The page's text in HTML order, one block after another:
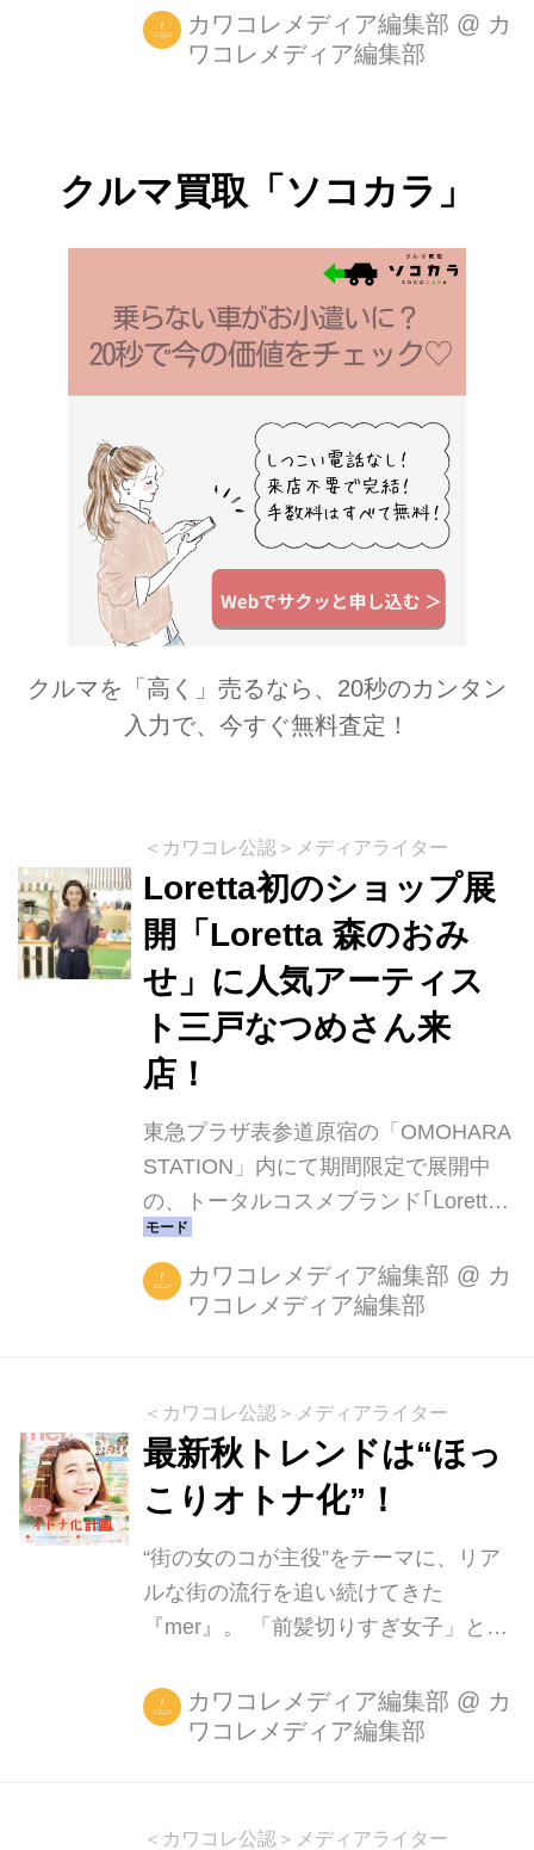
されています。 「cut back」は、まる
でひとりの人生のタイムラプスを見て
ストーリー。トータルコスメブランド
で、美容師を応援するための作品とし
4日に開催された日本初の野外映画フ
ェスである「夜空と交差する森の映画
祭2015」にプレミア上映...
カワコレメディア編集部 @ カ
ワコレメディア編集部
クルマ買取「ソコカラ」
クルマを「高く」売るなら、20秒のカンタン
入力で、今すぐ無料査定！
＜カワコレ公認＞メディアライター
Loretta初のショップ展
開「Loretta 森のおみ
せ」に人気アーティス
ト三戸なつめさん来
店！
東急プラザ表参道原宿の「OMOHARA
STATION」内にて期間限定で展開中
の、トータルコスメブランド｢Loretta｣
初のショップ『Loretta 森のおみせ』に
人気アーティストの三戸なつめさんが
来店！ 同ショップは、9月30日までの
ッサージ体験など盛りだくさんの内容
で展開されています。 「Loretta 森の
おみせ」は「東急プラザ 表参道原宿」
の旬なモノ・コトを発信する3階のポ
ップアップスペース「OMOHARA
STATION」で期間限定で展開している
トータルコスメブランド「ロレッタ」
カワコレメディア編集部 @ カ
ワコレメディア編集部
＜カワコレ公認＞メディアライター
最新秋トレンドは“ほっ
こりオトナ化”！
“街の女のコが主役”をテーマに、リア
ルな街の流行を追い続けてきた
『mer』。 「前髪切りすぎ女子」とし
る“パッツン前髪”ブームをはじめ、カ
ジュアルコーデの足元にスニーカーを
かわいさで絶大な女子ウケを誇る“ほっ
カワコレメディア編集部 @ カ
ワコレメディア編集部
＜カワコレ公認＞メディアライター